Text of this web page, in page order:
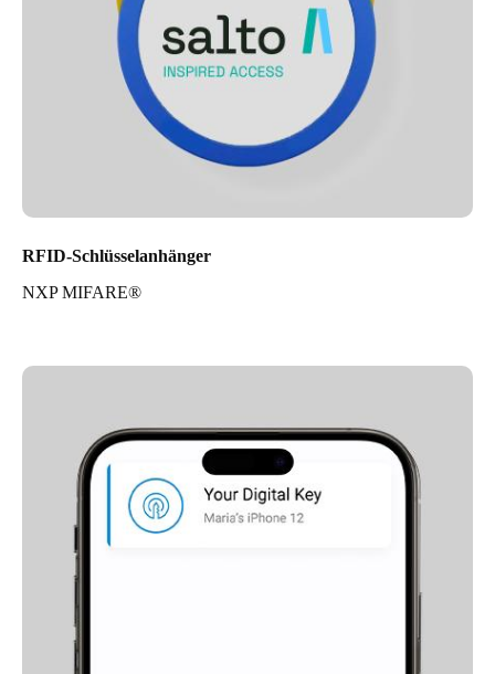
RFID-Schlüsselanhänger
NXP MIFARE®